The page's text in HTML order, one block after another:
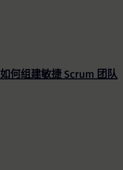
如何组建敏捷 Scrum 团队